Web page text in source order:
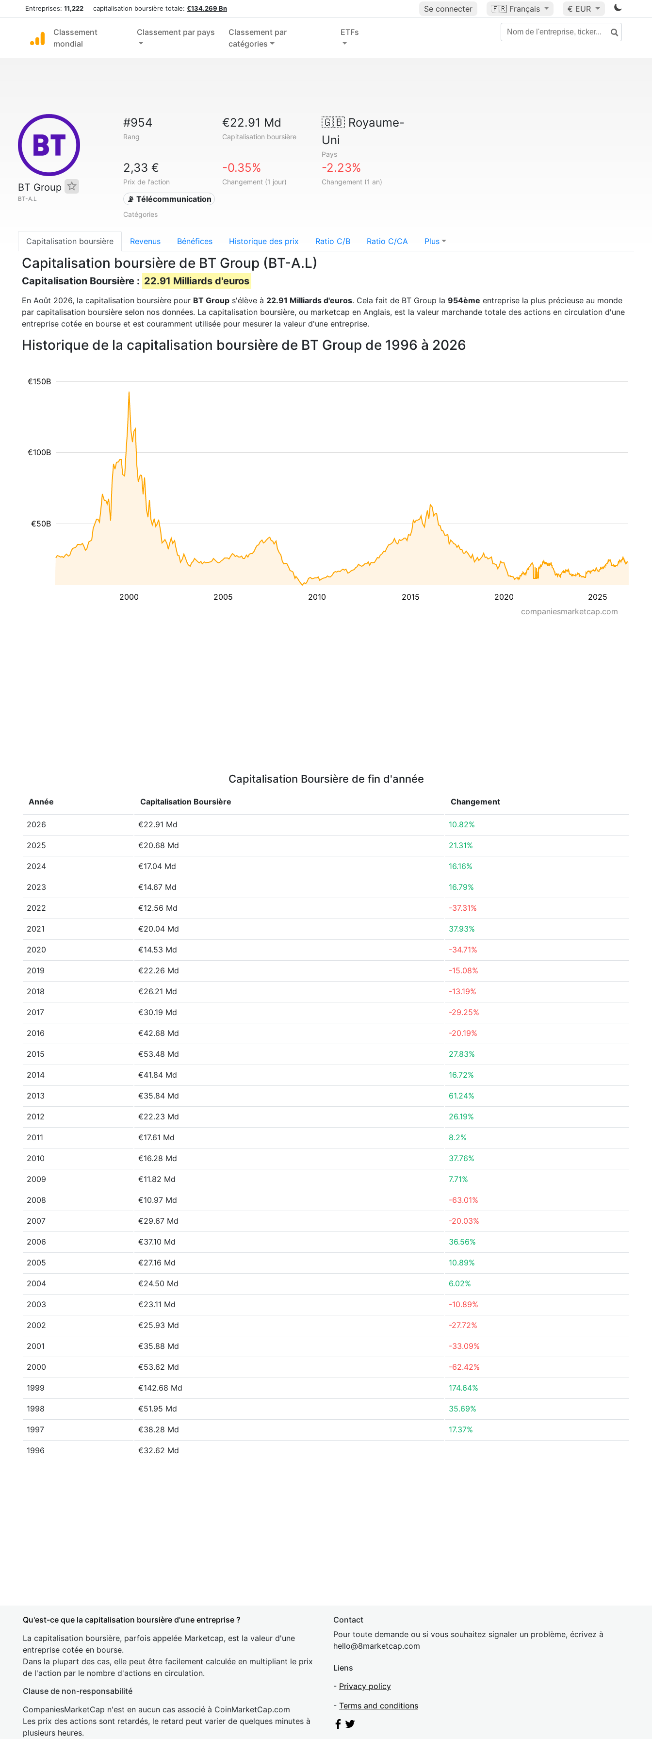
Entreprises: 11,222 capitalisation boursière totale: €134.269 Bn Se connecter 🇫🇷 Français € EUR
Classement
mondial
Classement par pays
Classement par
catégories
ETFs
BT Group
BT-A.L
#954
Rang
€22.91 Md
Capitalisation boursière
🇬🇧Royaume-
Uni
Pays
2,33 €
Prix de l'action
-0.35%
Changement (1 jour)
-2.23%
Changement (1 an)
📡 Télécommunication
Catégories
Capitalisation boursière Revenus Bénéfices Historique des prix Ratio C/B Ratio C/CA Plus
Capitalisation boursière de BT Group (BT-A.L)
Capitalisation Boursière : 22.91 Milliards d'euros
En Août 2026, la capitalisation boursière pour BT Group s'élève à 22.91 Milliards d'euros. Cela fait de BT Group la 954ème entreprise la plus précieuse au monde
par capitalisation boursière selon nos données. La capitalisation boursière, ou marketcap en Anglais, est la valeur marchande totale des actions en circulation d'une
entreprise cotée en bourse et est couramment utilisée pour mesurer la valeur d'une entreprise.
Historique de la capitalisation boursière de BT Group de 1996 à 2026
2000 2005 2010 2015 2020 2025
€50B
€100B
€150B
companiesmarketcap.com
Capitalisation Boursière de fin d'année
Année Capitalisation Boursière Changement
2026 €22.91 Md 10.82%
2025 €20.68 Md 21.31%
2024 €17.04 Md 16.16%
2023 €14.67 Md 16.79%
2022 €12.56 Md -37.31%
2021 €20.04 Md 37.93%
2020 €14.53 Md -34.71%
2019 €22.26 Md -15.08%
2018 €26.21 Md -13.19%
2017 €30.19 Md -29.25%
2016 €42.68 Md -20.19%
2015 €53.48 Md 27.83%
2014 €41.84 Md 16.72%
2013 €35.84 Md 61.24%
2012 €22.23 Md 26.19%
2011 €17.61 Md 8.2%
2010 €16.28 Md 37.76%
2009 €11.82 Md 7.71%
2008 €10.97 Md -63.01%
2007 €29.67 Md -20.03%
2006 €37.10 Md 36.56%
2005 €27.16 Md 10.89%
2004 €24.50 Md 6.02%
2003 €23.11 Md -10.89%
2002 €25.93 Md -27.72%
2001 €35.88 Md -33.09%
2000 €53.62 Md -62.42%
1999 €142.68 Md 174.64%
1998 €51.95 Md 35.69%
1997 €38.28 Md 17.37%
1996 €32.62 Md
Qu'est-ce que la capitalisation boursière d'une entreprise ?
La capitalisation boursière, parfois appelée Marketcap, est la valeur d'une
entreprise cotée en bourse.
Dans la plupart des cas, elle peut être facilement calculée en multipliant le prix
de l'action par le nombre d'actions en circulation.
Clause de non-responsabilité
CompaniesMarketCap n'est en aucun cas associé à CoinMarketCap.com
Les prix des actions sont retardés, le retard peut varier de quelques minutes à
plusieurs heures.
Contact
Pour toute demande ou si vous souhaitez signaler un problème, écrivez à
hello@8marketcap.com
Liens
- Privacy policy
- Terms and conditions